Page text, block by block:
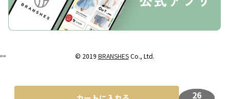
26
© 2019 BRANSHESCo., Ltd.
""